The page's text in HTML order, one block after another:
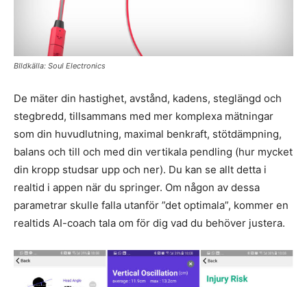
BIldkälla: Soul Electronics
De mäter din hastighet, avstånd, kadens, steglängd och
stegbredd, tillsammans med mer komplexa mätningar
som din huvudlutning, maximal benkraft, stötdämpning,
balans och till och med din vertikala pendling (hur mycket
din kropp studsar upp och ner). Du kan se allt detta i
realtid i appen när du springer. Om någon av dessa
parametrar skulle falla utanför ”det optimala”, kommer en
realtids AI-coach tala om för dig vad du behöver justera.